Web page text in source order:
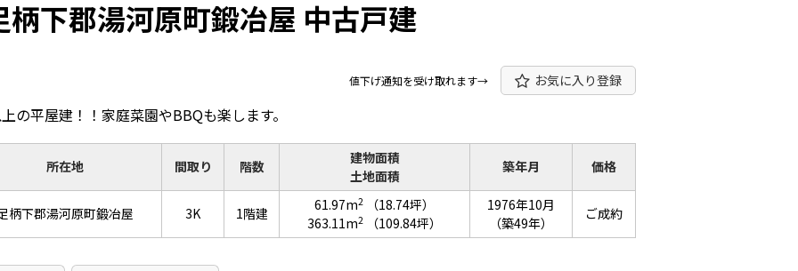
柄下郡湯河原町鍛冶屋 中古戸建
値下げ通知を受け取れます→ お気に入り登録
の平屋建！！家庭菜園やBBQも楽します。
所在地 間取り 階数
建物面積
土地面積
築年月 価格
柄下郡湯河原町鍛冶屋 3K 1階建 61.97m2
（18.74坪）
363.11m2 （109.84坪）
1976年10月
（築49年）
ご成約